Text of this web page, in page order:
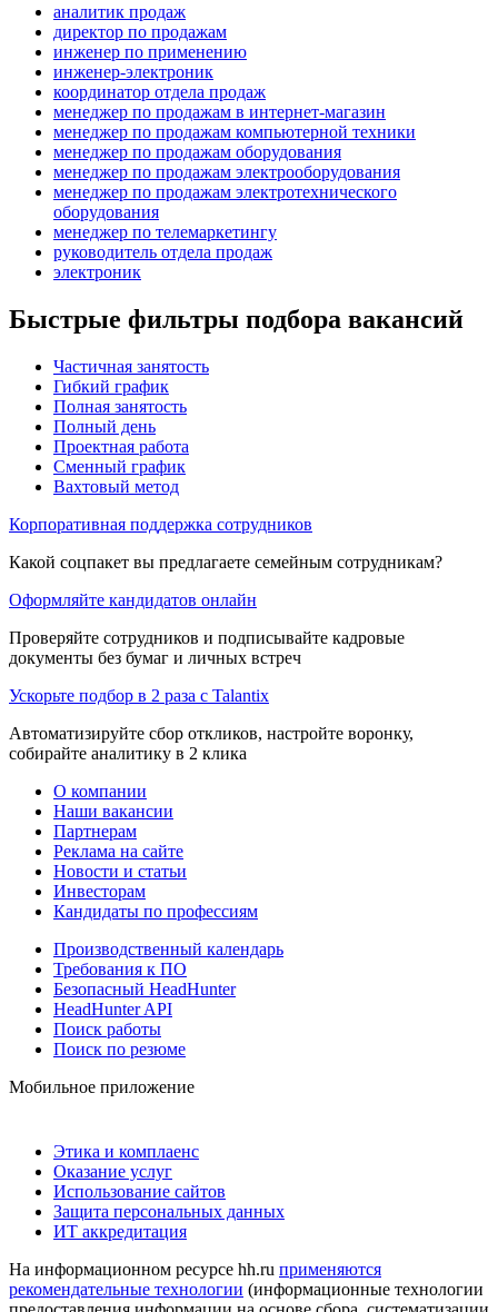
аналитик продаж
директор по продажам
инженер по применению
инженер-электроник
координатор отдела продаж
менеджер по продажам в интернет-магазин
менеджер по продажам компьютерной техники
менеджер по продажам оборудования
менеджер по продажам электрооборудования
менеджер по продажам электротехнического
оборудования
менеджер по телемаркетингу
руководитель отдела продаж
электроник
Быстрые фильтры подбора вакансий
Частичная занятость
Гибкий график
Полная занятость
Полный день
Проектная работа
Сменный график
Вахтовый метод
Корпоративная поддержка сотрудников
Какой соцпакет вы предлагаете семейным сотрудникам?
Оформляйте кандидатов онлайн
Проверяйте сотрудников и подписывайте кадровые
документы без бумаг и личных встреч
Ускорьте подбор в 2 раза с Talantix
Автоматизируйте сбор откликов, настройте воронку,
собирайте аналитику в 2 клика
О компании
Наши вакансии
Партнерам
Реклама на сайте
Новости и статьи
Инвесторам
Кандидаты по профессиям
Производственный календарь
Требования к ПО
Безопасный HeadHunter
HeadHunter API
Поиск работы
Поиск по резюме
Мобильное приложение
Этика и комплаенс
Оказание услуг
Использование сайтов
Защита персональных данных
ИТ аккредитация
На информационном ресурсе hh.ru применяются
рекомендательные технологии (информационные технологии